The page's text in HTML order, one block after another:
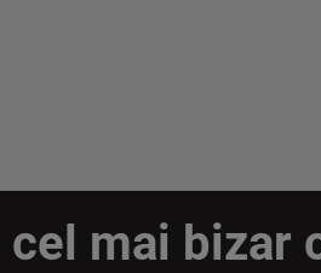
cel mai bizar